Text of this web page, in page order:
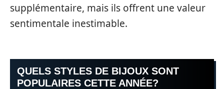
supplémentaire, mais ils offrent une valeur
sentimentale inestimable.
QUELS STYLES DE BIJOUX SONT
POPULAIRES CETTE ANNÉE?